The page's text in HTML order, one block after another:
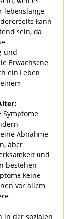
lebenslange
kann
sein, da
und
Erwachsene
ein Leben
Symptome
Abnahme
aber
und
bestehen
keine
vor allem
in der sozialen